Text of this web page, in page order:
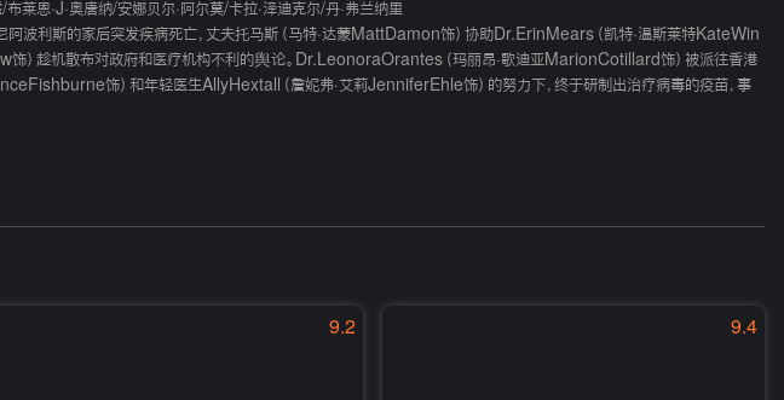
/布莱恩·J·奥唐纳/安娜贝尔·阿尔莫/卡拉·泽迪克尔/丹·弗兰纳里
波利斯的家后突发疾病死亡，丈夫托马斯（马特·达蒙MattDamon饰）协助Dr.ErinMears（凯特·温斯莱特KateWin
饰）趁机散布对政府和医疗机构不利的舆论。Dr.LeonoraOrantes（玛丽昂·歌迪亚MarionCotillard饰）被派往香港
饰）和年轻医生AllyHextall（詹妮弗·艾莉JenniferEhle饰）的努力下，终于研制出治疗病毒的疫苗，事
9.2 9.4